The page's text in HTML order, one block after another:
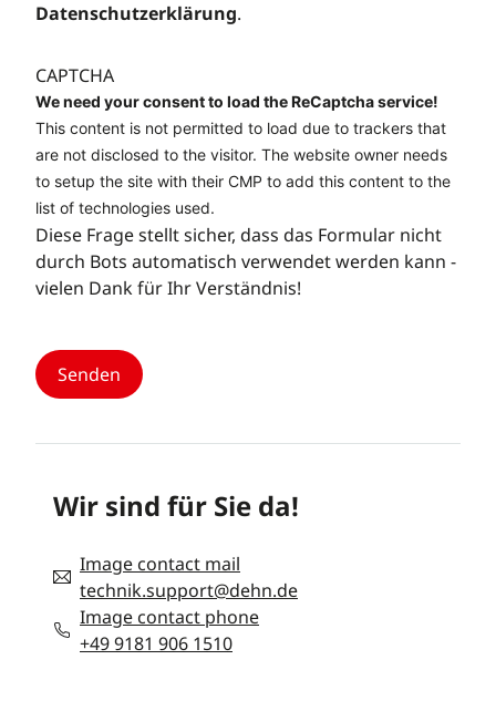
Datenschutzerklärung.
CAPTCHA
We need your consent to load the ReCaptcha service!
This content is not permitted to load due to trackers that
are not disclosed to the visitor. The website owner needs
to setup the site with their CMP to add this content to the
list of technologies used.
Diese Frage stellt sicher, dass das Formular nicht
durch Bots automatisch verwendet werden kann -
vielen Dank für Ihr Verständnis!
Wir sind für Sie da!
Image contact mail
technik.support@dehn.de
Image contact phone
+49 9181 906 1510